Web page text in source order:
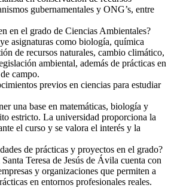
gubernamentales y ONG’s, entre
en el grado de Ciencias Ambientales?
asignaturas como biología, química
de recursos naturales, cambio climático,
ambiental, además de prácticas en
campo.
previos en ciencias para estudiar
una base en matemáticas, biología y
estricto. La universidad proporciona la
el curso y se valora el interés y la
de prácticas y proyectos en el grado?
Teresa de Jesús de Ávila cuenta con
y organizaciones que permiten a
en entornos profesionales reales.